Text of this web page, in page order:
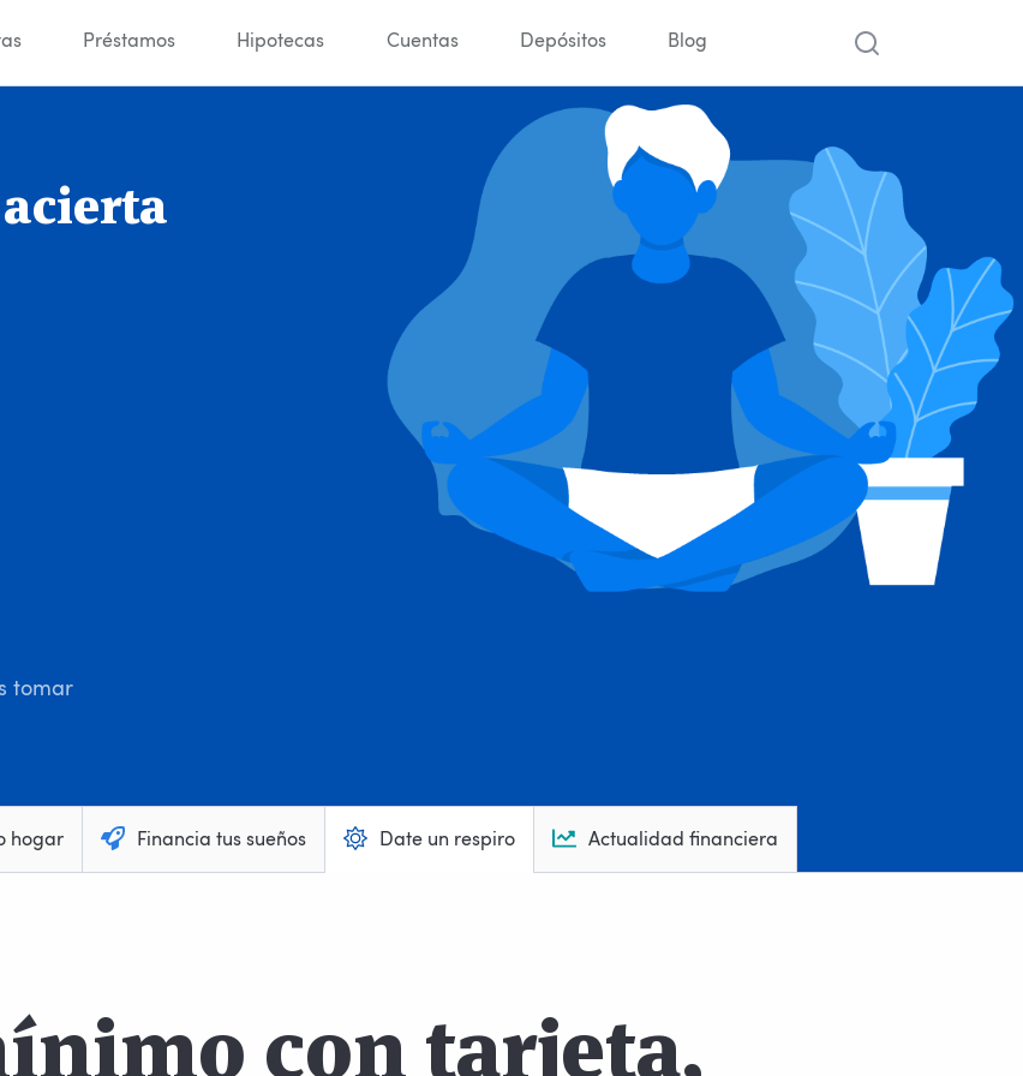
Préstamos Hipotecas Cuentas Depósitos Blog
tomar
hogar Financia tus sueños Date un respiro Actualidad financiera
con tarjeta,